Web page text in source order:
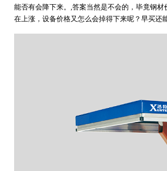
能否有会降下来。,答案当然是不会的，毕竟钢
在上涨，设备价格又怎么会掉得下来呢？早买还